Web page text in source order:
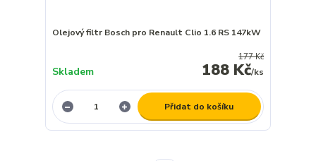
Olejový filtr Bosch pro Renault Clio 1.6 RS 147kW
177 Kč
188 Kč/ks
Skladem
Přidat do košíku